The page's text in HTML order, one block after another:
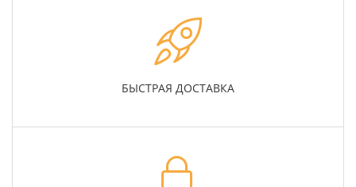
БЫСТРАЯ ДОСТАВКА